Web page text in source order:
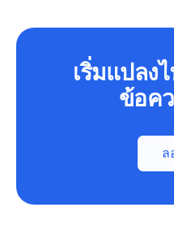
เริ่มแปลง
ข้อค
ล